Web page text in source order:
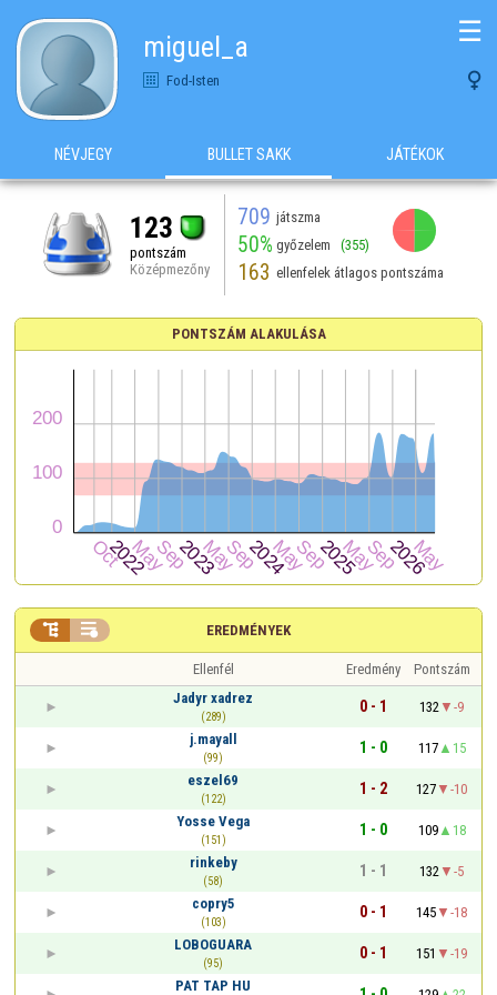
miguel_a
Fod-Isten 
☰
NÉVJEGY BULLET SAKK JÁTÉKOK
123
pontszám
Középmezőny
709 játszma
50% győzelem (355)
163 ellenfelek átlagos pontszáma
PONTSZÁM ALAKULÁSA
EREDMÉNYEK
 
Ellenfél Eredmény
Pontszám
Jadyr xadrez
(289)
0 - 1 132
-9
j.mayall
(99)
1 - 0 117
15
eszel69
(122)
1 - 2 127
-10
Yosse Vega
(151)
1 - 0 109
18
rinkeby
(58)
1 - 1 132
-5
copry5
(103)
0 - 1 145
-18
LOBOGUARA
(95)
0 - 1 151
-19
PAT TAP HU